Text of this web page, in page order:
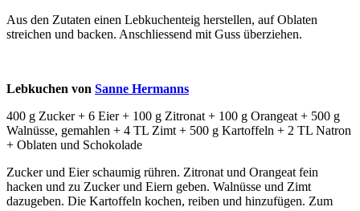
Aus den Zutaten einen Lebkuchenteig herstellen, auf Oblaten
streichen und backen. Anschliessend mit Guss überziehen.
Lebkuchen von Sanne Hermanns
400 g Zucker + 6 Eier + 100 g Zitronat + 100 g Orangeat + 500 g
Walnüsse, gemahlen + 4 TL Zimt + 500 g Kartoffeln + 2 TL Natron
+ Oblaten und Schokolade
Zucker und Eier schaumig rühren. Zitronat und Orangeat fein
hacken und zu Zucker und Eiern geben. Walnüsse und Zimt
dazugeben. Die Kartoffeln kochen, reiben und hinzufügen. Zum